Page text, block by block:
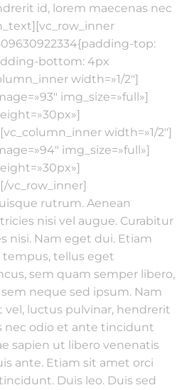
id, lorem maecenas nec
top:
bottom: 4px
width=»1/2″]
img_size=»full»]
width=»1/2″]
img_size=»full»]
vc_row_inner]
rutrum. Aenean
nisi vel augue. Curabitur
nisi. Nam eget dui. Etiam
tempus, tellus eget
sem quam semper libero,
neque sed ipsum. Nam
luctus pulvinar, hendrerit
nec odio et ante tincidunt
sapien ut libero venenatis
ante. Etiam sit amet orci
Duis leo. Duis sed